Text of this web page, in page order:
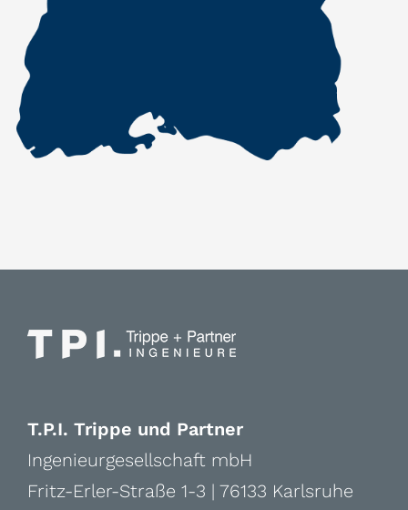
T.P.I. Trippe und Partner
Ingenieurgesellschaft mbH
Fritz-Erler-Straße 1-3 | 76133 Karlsruhe